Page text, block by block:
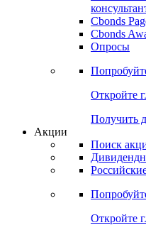
Cbonds
Cbonds
Опросы
Откройте
Получить
Акции
Поиск
Откройте